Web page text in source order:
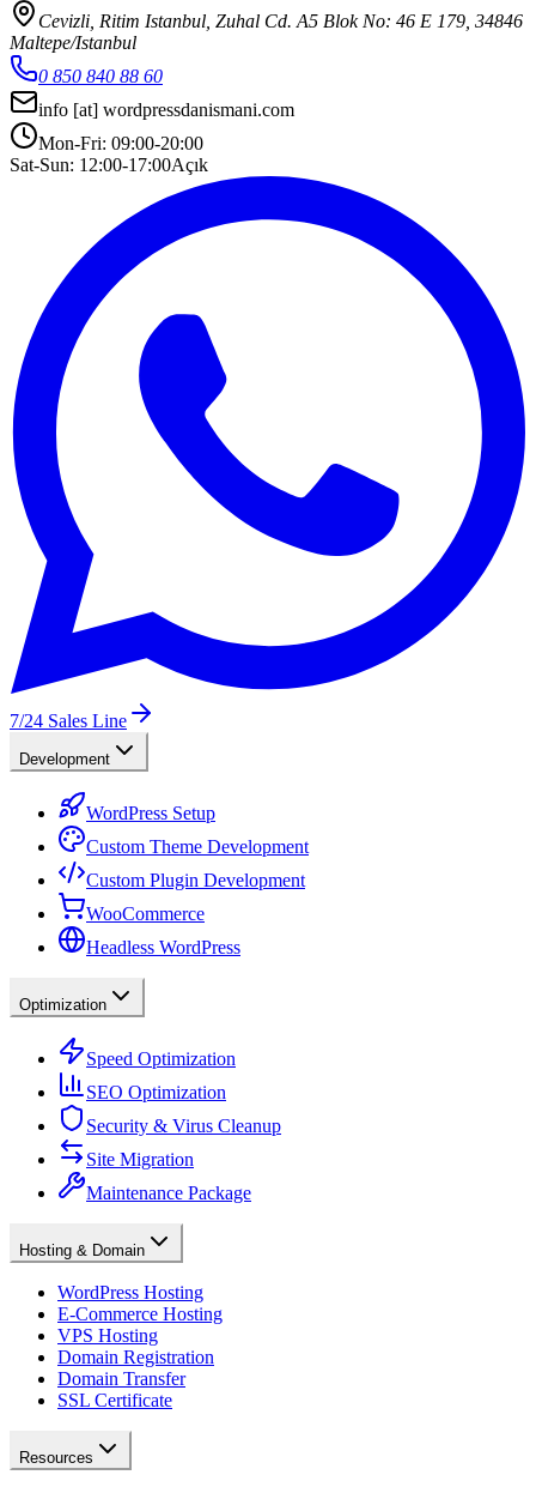
Cevizli, Ritim Istanbul, Zuhal Cd. A5 Blok No: 46 E 179, 34846
Maltepe/Istanbul
0 850 840 88 60
info [at] wordpressdanismani.com
Mon-Fri: 09:00-20:00
Sat-Sun: 12:00-17:00Açık
7/24 Sales Line
Development
WordPress Setup
Custom Theme Development
Custom Plugin Development
WooCommerce
Headless WordPress
Optimization
Speed Optimization
SEO Optimization
Security & Virus Cleanup
Site Migration
Maintenance Package
Hosting & Domain
WordPress Hosting
E-Commerce Hosting
VPS Hosting
Domain Registration
Domain Transfer
SSL Certificate
Resources